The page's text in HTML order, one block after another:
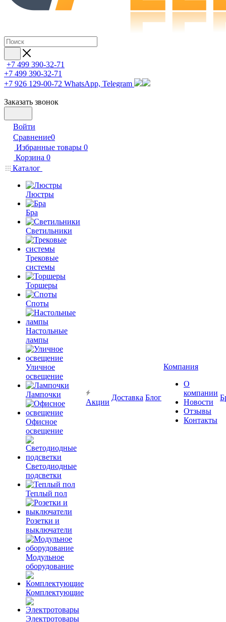
+7 499 390-32-71
+7 499 390-32-71
+7 926 129-00-72 WhatsApp, Telegram
Заказать звонок
Войти
Сравнение0
Избранные товары 0
Корзина 0
Каталог
Люстры
Бра
Светильники
Трековые
системы
Торшеры
Споты
Настольные
лампы
Уличное
освещение
Лампочки
Офисное
освещение
Светодиодные
подсветки
Теплый пол
Розетки и
выключатели
Модульное
оборудование
Комплектующие
Электротовары
Акции
Доставка Блог
Компания
О
компании
Новости
Отзывы
Контакты